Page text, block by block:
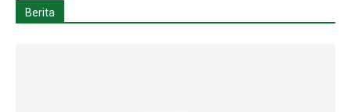
Berita